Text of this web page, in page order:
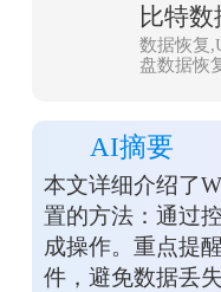
比特
数据恢复
盘数据恢
复,照片恢
AI摘要
本文详细介绍了
置的方法：通过
成操作。重点提
件，避免数据丢